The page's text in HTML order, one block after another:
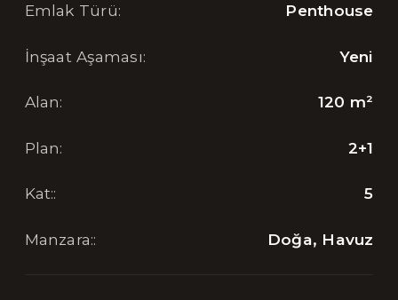
Emlak Türü: Penthouse
İnşaat Aşaması: Yeni
Alan: 120 m²
Plan: 2+1
Kat:: 5
Manzara:: Doğa, Havuz